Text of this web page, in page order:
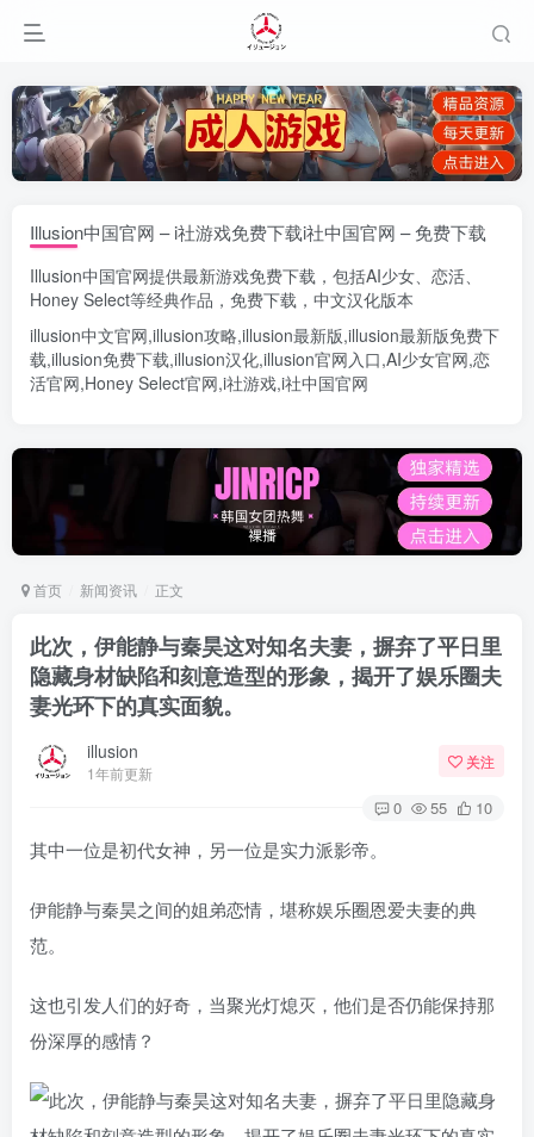
Illusion中国官网 – i社游戏免费下载i社中国官网 – 免费下载
Illusion中国官网提供最新游戏免费下载，包括AI少女、 恋活、
Honey Select等经典作品，免费下载，中文汉化版本
illusion中文官网,illusion攻略,illusion最新版,illusion最新版免费下
载,illusion免费下载,illusion汉化,illusion官网入口,AI少女官网,恋
活官网,Honey Select官网,i社游戏,i社中国官网
首页 新闻资讯 正文
此次，伊能静与秦昊这对知名夫妻，摒弃了平日里
隐藏身材缺陷和刻意造型的形象，揭开了娱乐圈夫
妻光环下的真实面貌。
illusion
1年前更新
关注
0 55 10
其中一位是初代女神，另一位是实力派影帝。
伊能静与秦昊之间的姐弟恋情，堪称娱乐圈恩爱夫妻的典
范。
这也引发人们的好奇，当聚光灯熄灭，他们是否仍能保持那
份深厚的感情？